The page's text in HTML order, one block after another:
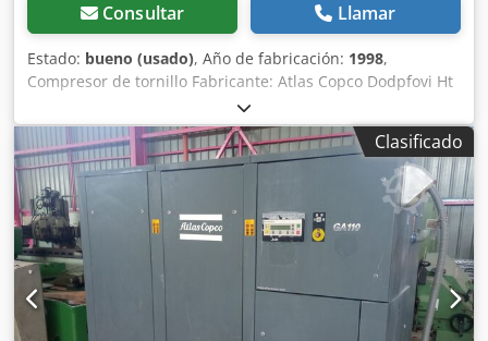
Consultar Llamar
Estado: bueno (usado), Año de fabricación: 1998,
Compresor de tornillo Fabricante: Atlas Copco Dodpfovi Ht
Djx Amusck Tipo: ZR 55 Año de construcción: 1998
Potencia: 53 kW Presión máx. 7,5 bar
Clasificado